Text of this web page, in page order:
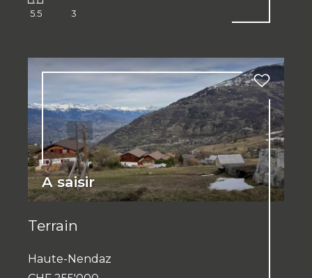
5.5 3
A saisir
Terrain
Haute-Nendaz